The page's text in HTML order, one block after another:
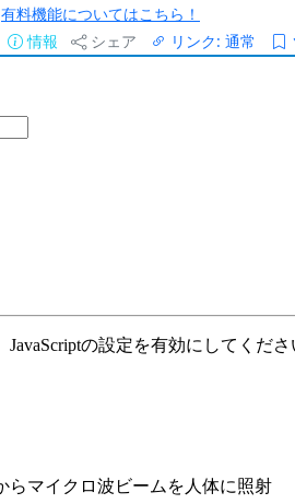
有料機能についてはこちら！
情報
シェア リンク: 通常